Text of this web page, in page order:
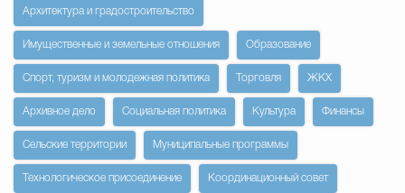
Избирательная
Гостям Городского
Общественная
Архитектура и градостроительство
Имущественные и земельные отношения Образование
Спорт, туризм и молодежная политика Торговля ЖКХ
Архивное дело Социальная политика Культура Финансы
Сельские территории Муниципальные программы
Технологическое присоединение Координационный совет